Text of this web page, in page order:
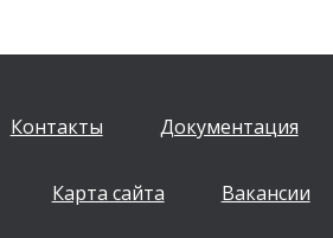
Контакты Документация
Карта сайта Вакансии